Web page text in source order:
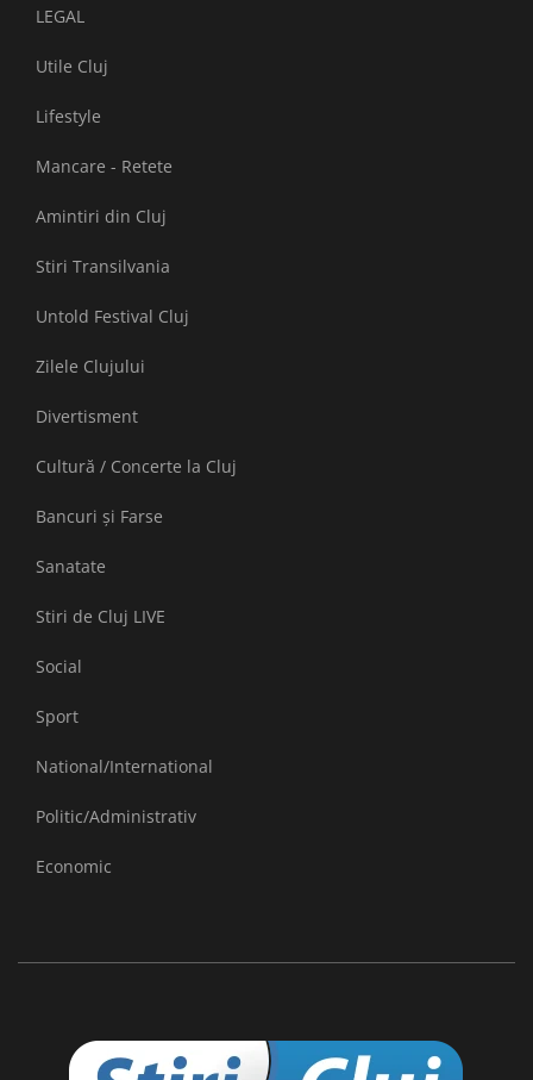
LEGAL
Utile Cluj
Lifestyle
Mancare - Retete
Amintiri din Cluj
Stiri Transilvania
Untold Festival Cluj
Zilele Clujului
Divertisment
Cultură / Concerte la Cluj
Bancuri și Farse
Sanatate
Stiri de Cluj LIVE
Social
Sport
National/International
Politic/Administrativ
Economic